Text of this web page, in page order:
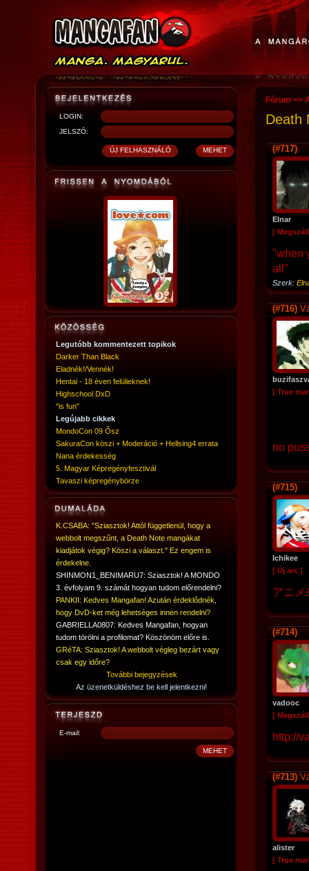
LOGIN:
JELSZÓ:
Legutóbb kommentezett topikok
Darker Than Black
Eladnék!/Vennék!
Hentai - 18 éven felülieknek!
Highschool DxD
"is fun"
Legújabb cikkek
MondoCon 09 Ősz
SakuraCon köszi + Moderáció + Hellsing4 errata
Nana érdekesség
5. Magyar Képregényfesztivál
Tavaszi képregénybörze
K.CSABA: "Sziasztok! Attól függetlenül, hogy a
webbolt megszűnt, a Death Note mangákat
kiadjátok végig? Köszi a választ." Ez engem is
érdekelne.
SHINMON1_BENIMARU7: Sziasztok! A MONDO
3. évfolyam 9. számát hogyan tudom előrendelni?
PANKII: Kedves Mangafan! Azután érdeklődnék,
hogy DvD-ket még lehetséges innen rendelni?
GABRIELLA0807: Kedves Mangafan, hogyan
tudom törölni a profilomat? Köszönöm előre is.
GRéTA: Sziasztok! A webbolt végleg bezárt vagy
csak egy időre?
További bejegyzések
Az üzenetküldéshez be kell jelentkezni!
E-mail:
Fórum >>
Death
(#717)
Elnar
[
"when
all"
Szerk:
(#716)
[ True
no
(#715)
Ichikee
[ Új arc ]
アニメ
(#714)
vadooc
[
http://
(#713)
alister
[ True